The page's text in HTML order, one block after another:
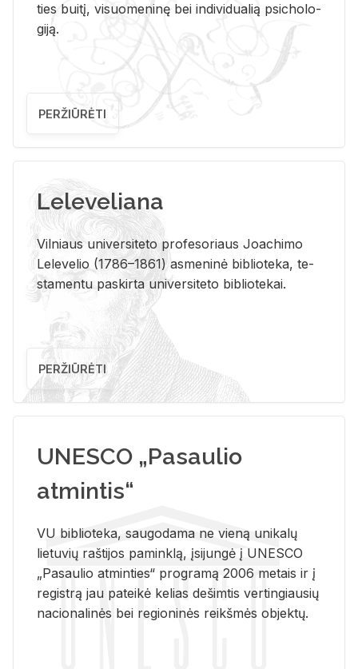
ties bui­tį, vi­suo­me­ni­nę bei in­di­vi­dua­lią psi­cho­lo­
gi­ją.
PERŽIŪRĖTI
Leleveliana
Vil­niaus uni­ver­si­te­to pro­fe­so­riaus Jo­a­chi­mo
Le­le­ve­lio (1786–1861) as­me­ni­nė bi­b­lio­te­ka, te­
sta­men­tu pa­skir­ta uni­ver­si­te­to bi­b­lio­te­kai.
PERŽIŪRĖTI
UNESCO „Pasaulio
atmintis“
VU biblioteka, saugodama ne vieną unikalų
lietuvių raštijos paminklą, įsijungė į UNESCO
„Pasaulio atminties“ programą 2006 metais ir į
registrą jau pateikė kelias dešimtis vertingiausių
nacionalinės bei regioninės reikšmės objektų.